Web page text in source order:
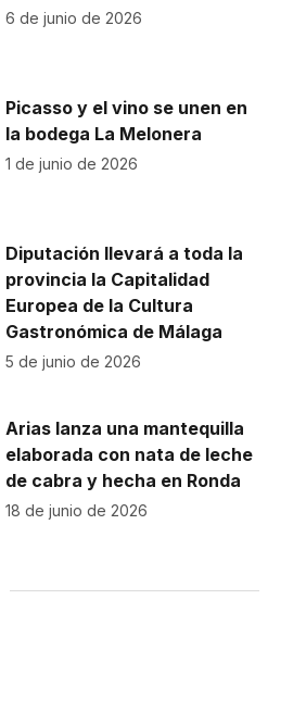
6 de junio de 2026
Picasso y el vino se unen en
la bodega La Melonera
1 de junio de 2026
Diputación llevará a toda la
provincia la Capitalidad
Europea de la Cultura
Gastronómica de Málaga
5 de junio de 2026
Arias lanza una mantequilla
elaborada con nata de leche
de cabra y hecha en Ronda
18 de junio de 2026